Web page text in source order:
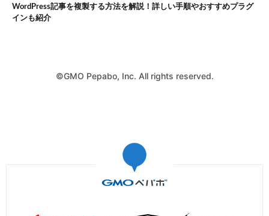
WordPress記事を複製する方法を解説！詳しい手順やおすすめプラグ
インも紹介
©GMO Pepabo, Inc. All rights reserved.